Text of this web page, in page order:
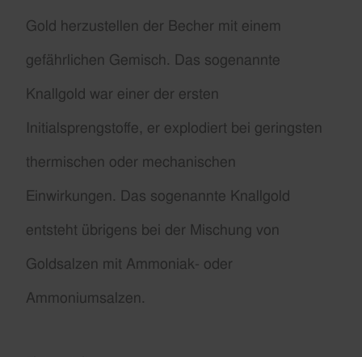
Gold herzustellen der Becher mit einem
gefährlichen Gemisch. Das sogenannte
Knallgold war einer der ersten
Initialsprengstoffe, er explodiert bei geringsten
thermischen oder mechanischen
Einwirkungen. Das sogenannte Knallgold
entsteht übrigens bei der Mischung von
Goldsalzen mit Ammoniak- oder
Ammoniumsalzen.